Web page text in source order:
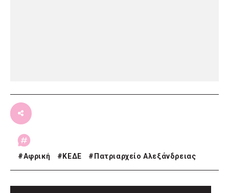
#Αφρική # ΚΕΔΕ # Πατριαρχείο Αλεξάνδρειας